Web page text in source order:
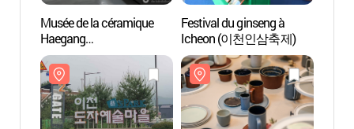
Musée de la céramique
Haegang
(해강도자미술관)
Festival du ginseng à
Icheon (이천인삼축제)